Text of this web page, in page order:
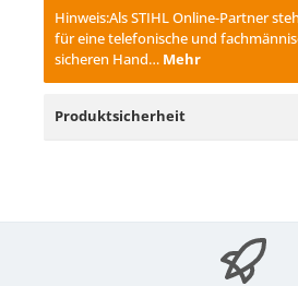
Hinweis:Als STIHL Online-Partner
für eine telefonische und
sicheren Hand… Mehr
Produktsicherheit